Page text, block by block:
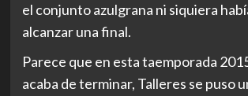
el conjunto azulgrana ni siquiera
alcanzar una final.
Parece que en esta taemporada
acaba de terminar, Talleres se puso